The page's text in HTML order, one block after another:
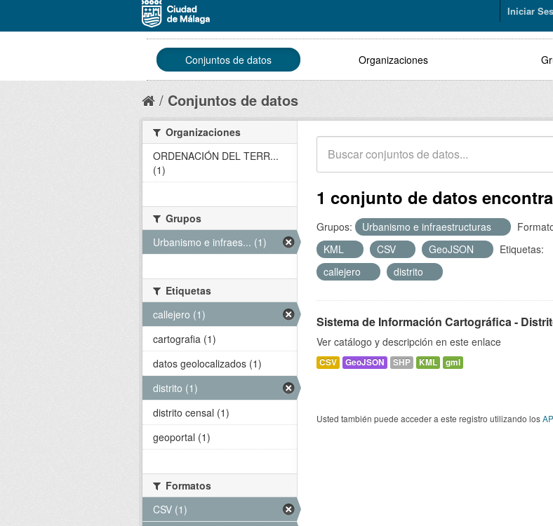
Iniciar
Conjuntos de datos Organizaciones
Conjuntos de datos
1 conjunto de datos
Grupos: Urbanismo e infraestructuras
KML
CSV GeoJSON
Etiquetas:
callejero
distrito
Sistema de Información Cartográfica -
Ver catálogo y descripción en este enlace
CSV GeoJSON SHP KML gml
Usted también puede acceder a este registro utilizando los
Organizaciones
ORDENACIÓN DEL TERR...
(1)
Grupos
Urbanismo e infraes... (1)
Etiquetas
callejero (1)
cartografia (1)
datos geolocalizados (1)
distrito (1)
distrito censal (1)
geoportal (1)
Formatos
CSV (1)